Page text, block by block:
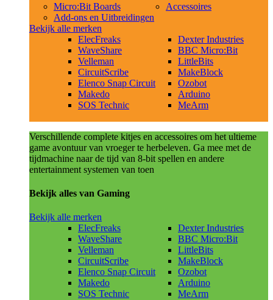
Micro:Bit Boards
Add-ons en Uitbreidingen
Accessoires
Bekijk alle merken
ElecFreaks
WaveShare
Velleman
CircuitScribe
Elenco Snap Circuit
Makedo
SOS Technic
Dexter Industries
BBC Micro:Bit
LittleBits
MakeBlock
Ozobot
Arduino
MeArm
Verschillende complete kitjes en accessoires om het ultieme
game avontuur van vroeger te herbeleven. Ga mee met de
tijdmachine naar de tijd van 8-bit spellen en andere
entertainment systemen van toen
Bekijk alles van Gaming
Bekijk alle merken
ElecFreaks
WaveShare
Velleman
CircuitScribe
Elenco Snap Circuit
Makedo
SOS Technic
Dexter Industries
BBC Micro:Bit
LittleBits
MakeBlock
Ozobot
Arduino
MeArm